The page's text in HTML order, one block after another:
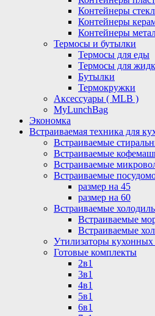
Контейнеры
Контейнеры
Контейнеры
Термосы и бутылки
Термосы для еды
Термосы для
Бутылки
Термокружки
Аксессуары ( MLB )
MyLunchBag
Экономка
Встраиваемая техника для
Встраиваемые
Встраиваемые
Встраиваемые
Встраиваемые
размер на 45
размер на 60
Встраиваемые
Встраиваемые
Встраиваемые
Утилизаторы кухонных
Готовые комплекты
2в1
3в1
4в1
5в1
6в1